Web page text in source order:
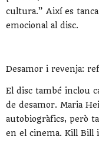
cultura.” Així es
emocional al disc.
Desamor i revenja:
El disc també inclou
de desamor. Maria
autobiogràfics, però
en el cinema. Kill Bill